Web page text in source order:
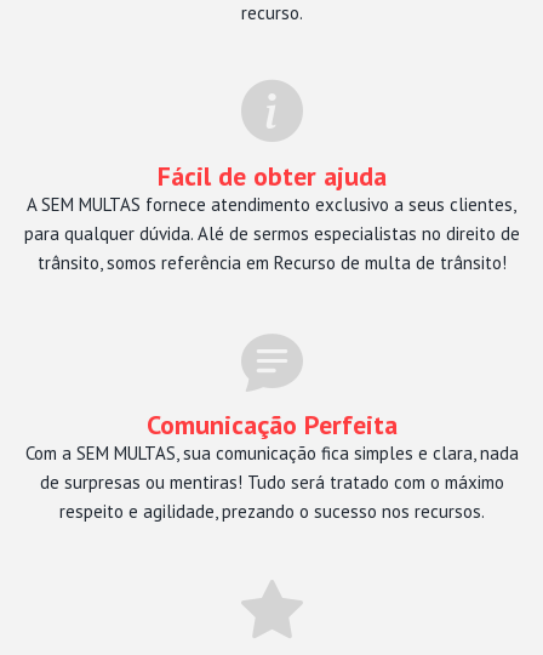
recurso.
Fácil de obter ajuda
A SEM MULTAS fornece atendimento exclusivo a seus clientes,
para qualquer dúvida. Alé de sermos especialistas no direito de
trânsito, somos referência em Recurso de multa de trânsito!
Comunicação Perfeita
Com a SEM MULTAS, sua comunicação fica simples e clara, nada
de surpresas ou mentiras! Tudo será tratado com o máximo
respeito e agilidade, prezando o sucesso nos recursos.